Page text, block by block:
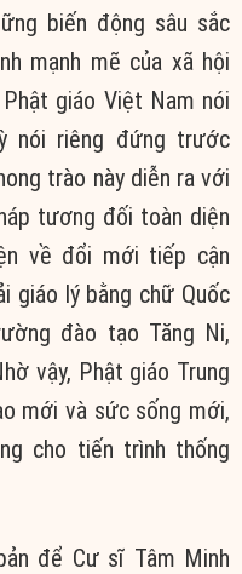
biến động sâu sắc
mạnh mẽ của xã hội
giáo Việt Nam nói
nói riêng đứng trước
trào này diễn ra với
tương đối toàn diện
về đổi mới tiếp cận
giáo lý bằng chữ Quốc
đào tạo Tăng Ni,
vậy, Phật giáo Trung
mới và sức sống mới,
cho tiến trình thống
để Cư sĩ Tâm Minh